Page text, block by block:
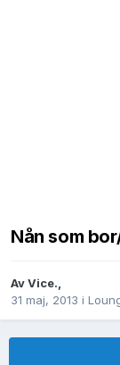
Nån som
AvVice.,
31 maj, 2013 i